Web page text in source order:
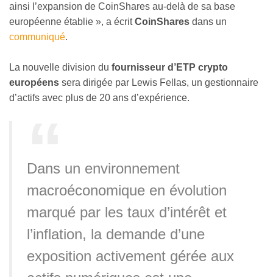
ainsi l’expansion de CoinShares au-delà de sa base
européenne établie », a écritCoinShares dans un
communiqué.
La nouvelle division du fournisseur d’ETP crypto
européens sera dirigée par Lewis Fellas, un gestionnaire
d’actifs avec plus de 20 ans d’expérience.
Dans un environnement
macroéconomique en évolution
marqué par les taux d’intérêt et
l’inflation, la demande d’une
exposition activement gérée aux